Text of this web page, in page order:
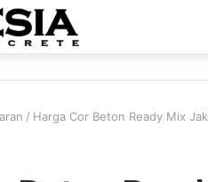
/ Harga Cor Beton Ready Mix